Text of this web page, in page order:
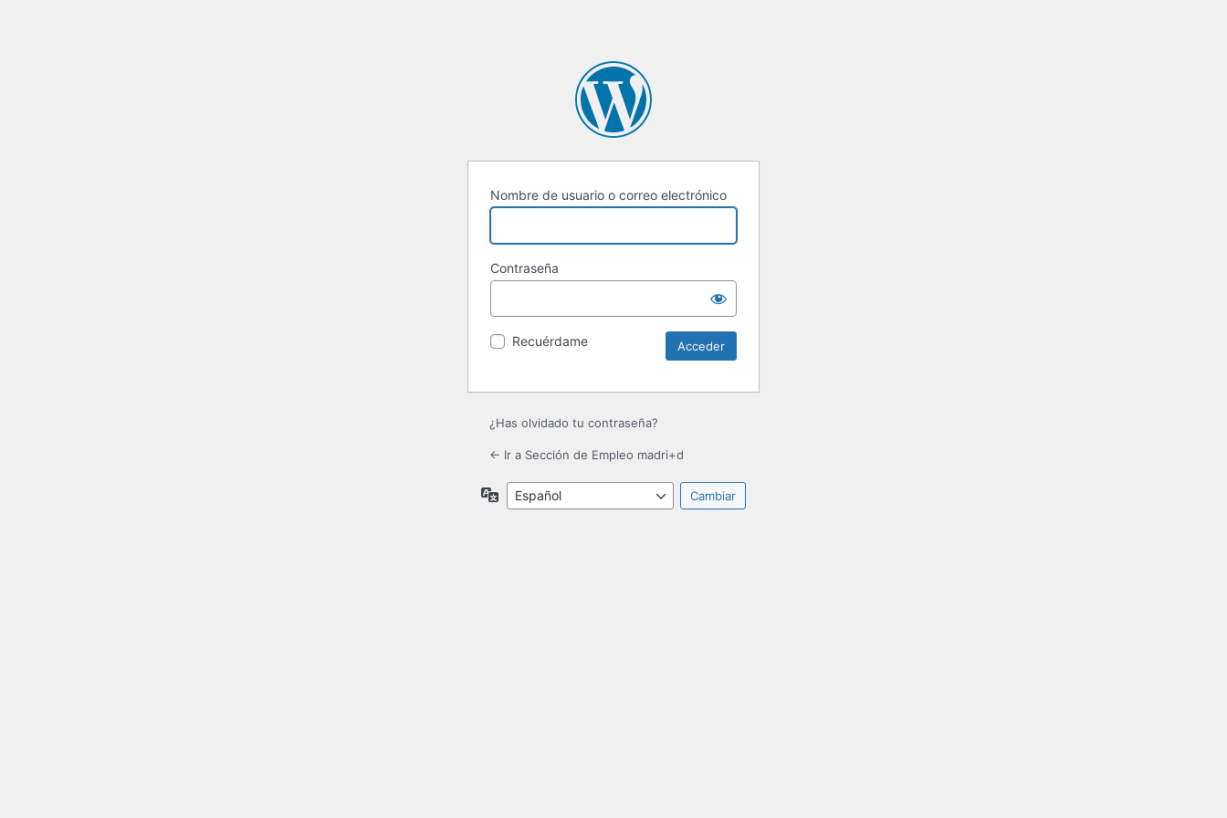
Nombre de usuario o correo electrónico
Contraseña
Recuérdame
¿Has olvidado tu contraseña?
← Ir a Sección de Empleo madri+d
Idioma